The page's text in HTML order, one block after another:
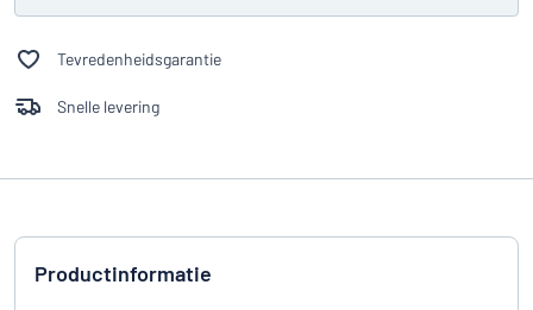
Tevredenheidsgarantie
Snelle levering
Productinformatie